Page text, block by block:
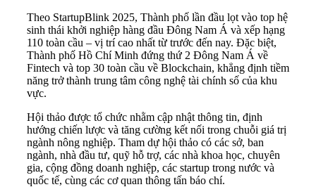
Theo StartupBlink 2025, Thành phố lần đầu lọt vào top hệ
sinh thái khởi nghiệp hàng đầu Đông Nam Á và xếp hạng
110 toàn cầu – vị trí cao nhất từ trước đến nay. Đặc biệt,
Thành phố Hồ Chí Minh đứng thứ 2 Đông Nam Á về
Fintech và top 30 toàn cầu về Blockchain, khẳng định tiềm
năng trở thành trung tâm công nghệ tài chính số của khu
vực.
Hội thảo được tổ chức nhằm cập nhật thông tin, định
hướng chiến lược và tăng cường kết nối trong chuỗi giá trị
ngành nông nghiệp. Tham dự hội thảo có các sở, ban
ngành, nhà đầu tư, quỹ hỗ trợ, các nhà khoa học, chuyên
gia, cộng đồng doanh nghiệp, các startup trong nước và
quốc tế, cùng các cơ quan thông tấn báo chí.